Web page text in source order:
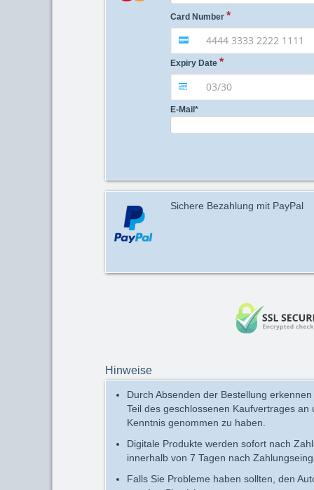
Card Number
Expiry Date
E-Mail*
Sichere Bezahlung mit PayPal
Hinweise
Durch Absenden der Bestellung
Teil des geschlossenen Kaufvertrages
Kenntnis genommen zu haben.
Digitale Produkte werden sofort nach
innerhalb von 7 Tagen nach
Falls Sie Probleme haben sollten, den